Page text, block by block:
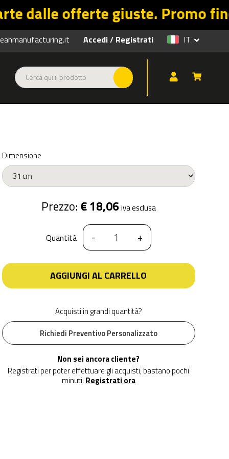
giuste. Promo fino al 31/
Accedi/ Registrati IT
Dimensione
Prezzo: € 18,06 iva esclusa
Quantità - +
AGGIUNGI AL CARRELLO
Acquisti in grandi quantità?
Richiedi Preventivo Personalizzato
Non sei ancora cliente?
Registrati per poter effettuare gli acquisti, bastano pochi
minuti: Registrati ora